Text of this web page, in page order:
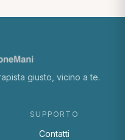
giusto, vicino a te.
SUPPORTO
Contatti